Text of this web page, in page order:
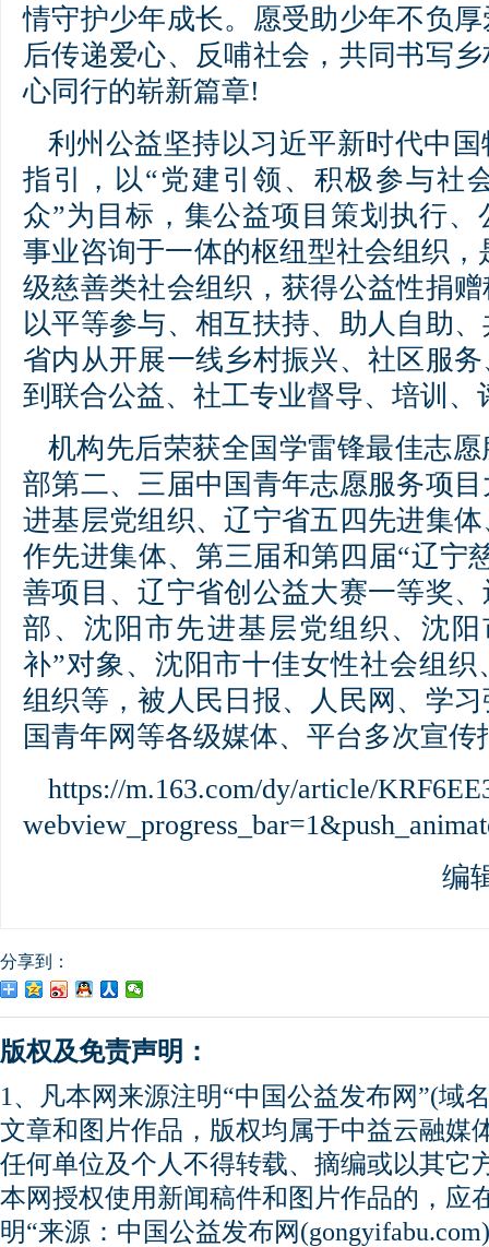
情守护少年成长。愿受助少年不负
后传递爱心、反哺社会，共同书写
心同行的崭新篇章!
利州公益坚持以习近平新时代中
指引，以“党建引领、积极参与社
众”为目标，集公益项目策划执行
事业咨询于一体的枢纽型社会组织
级慈善类社会组织，获得公益性捐
以平等参与、相互扶持、助人自助
省内从开展一线乡村振兴、社区服
到联合公益、社工专业督导、培训、
机构先后荣获全国学雷锋最佳志
部第二、三届中国青年志愿服务项
进基层党组织、辽宁省五四先进集
作先进集体、第三届和第四届“辽宁
善项目、辽宁省创公益大赛一等奖
部、沈阳市先进基层党组织、沈
补”对象、沈阳市十佳女性社会组
组织等，被人民日报、人民网、学
国青年网等各级媒体、平台多次宣传
https://m.163.com/dy/article/
编
分享到：
版权及免责声明：
1、凡本网来源注明“中国公益发布网”(域
文章和图片作品，版权均属于中益云融媒
任何单位及个人不得转载、摘编或以其它
本网授权使用新闻稿件和图片作品的，应
明“来源：中国公益发布网